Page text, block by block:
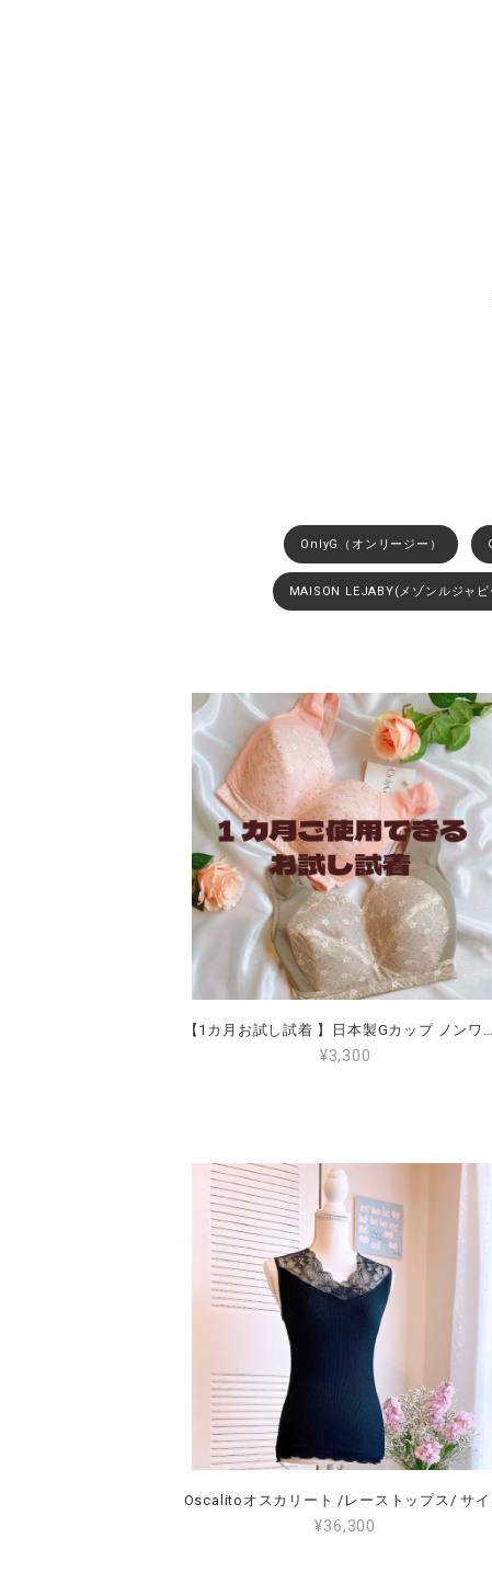
OnlyG（オンリージー）
MAISON LEJABY(メゾンルジャビ
【1カ月お試し試着 】日本製Gカップ ノンワイヤー ブラジャー （全国送料無料） G65 G70 G75 G80 G85 G90 ワイヤーなし 大きいサイズ 小さく見せる 肩が楽 脇肉がはみ出ない 後ろが段差にならない 揺れない
¥3,300
¥36,300